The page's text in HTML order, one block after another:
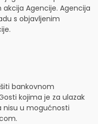
Agencije. Agencija
s objavljenim
bankovnom
kojima je za ulazak
nisu u mogućnosti